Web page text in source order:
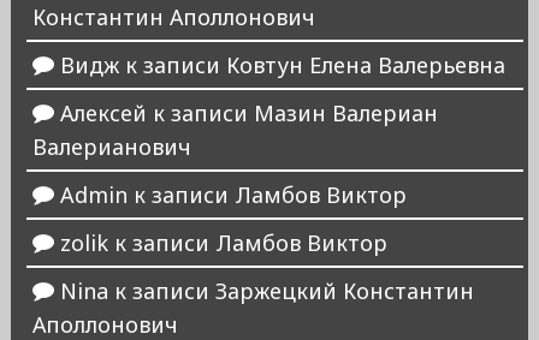
Константин Аполлонович
Виджк записи Ковтун Елена Валерьевна
Алексей к записи Мазин Валериан
Валерианович
Admin к записи Ламбов Виктор
zolikк записи Ламбов Виктор
Nina к записи Заржецкий Константин
Аполлонович